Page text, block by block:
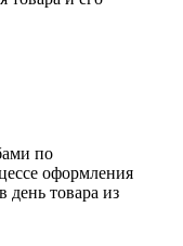
по
оформления
день товара из